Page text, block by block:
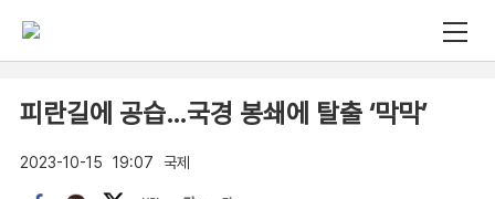
피란길에 공습…국경 봉쇄에 탈출 ‘막막’
2023-10-15 19:07 국제